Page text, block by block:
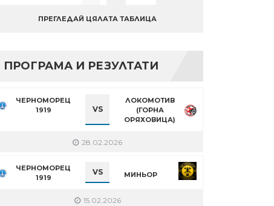
ПРЕГЛЕДАЙ ЦЯЛАТА ТАБЛИЦА
ПРОГРАМА И РЕЗУЛТАТИ
ЧЕРНОМОРЕЦ
1919
VS
ЛОКОМОТИВ
(ГОРНА
ОРЯХОВИЦА)
28.02.2026
ЧЕРНОМОРЕЦ
1919
VS МИНЬОР
15.02.2026